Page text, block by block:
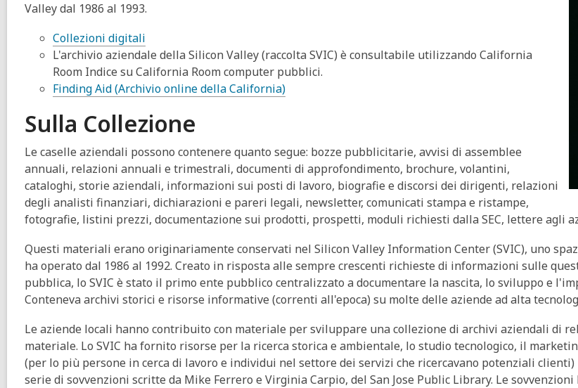
Valley dal 1986 al 1993.
Collezioni digitali
L'archivio aziendale della Silicon Valley (raccolta SVIC) è consultabile utilizzando California
Room Indice su California Room computer pubblici.
Finding Aid (Archivio online della California)
Sulla Collezione
Le caselle aziendali possono contenere quanto segue: bozze pubblicitarie, avvisi di assemblee
annuali, relazioni annuali e trimestrali, documenti di approfondimento, brochure, volantini,
cataloghi, storie aziendali, informazioni sui posti di lavoro, biografie e discorsi dei dirigenti, relazioni
degli analisti finanziari, dichiarazioni e pareri legali, newsletter, comunicati stampa e ristampe,
fotografie, listini prezzi, documentazione sui prodotti, prospetti, moduli richiesti dalla SEC, lettere agli
Questi materiali erano originariamente conservati nel Silicon Valley Information Center (SVIC), uno
ha operato dal 1986 al 1992. Creato in risposta alle sempre crescenti richieste di informazioni sulle
pubblica, lo SVIC è stato il primo ente pubblico centralizzato a documentare la nascita, lo sviluppo e
Conteneva archivi storici e risorse informative (correnti all'epoca) su molte delle aziende ad alta
Le aziende locali hanno contribuito con materiale per sviluppare una collezione di archivi aziendali di
materiale. Lo SVIC ha fornito risorse per la ricerca storica e ambientale, lo studio tecnologico, il
(per lo più persone in cerca di lavoro e individui nel settore dei servizi che ricercavano potenziali
serie di sovvenzioni scritte da Mike Ferrero e Virginia Carpio, del San Jose Public Library. Le